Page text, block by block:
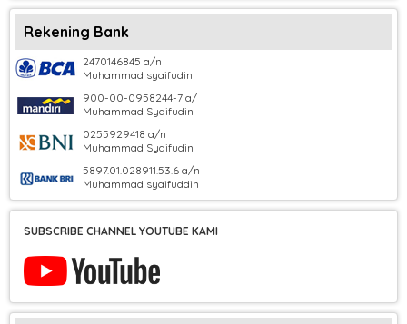
Rekening Bank
2470146845 a/n
Muhammad syaifudin
900-00-0958244-7 a/
Muhammad Syaifudin
0255929418 a/n
Muhammad Syaifudin
5897.01.028911.53.6 a/n
Muhammad syaifuddin
SUBSCRIBE CHANNEL YOUTUBE KAMI